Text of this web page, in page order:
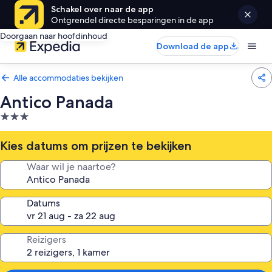
Schakel over naar de app
Ontgrendel directe besparingen in de app
Doorgaan naar hoofdinhoud
Download de app
Alle accommodaties bekijken
Antico Panada
3.0-
sterrenaccommodatie
Kies datums om prijzen te bekijken
Waar wil je naartoe?
Datums
Reizigers